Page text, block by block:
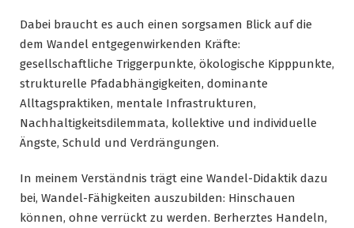
Dabei braucht es auch einen sorgsamen Blick auf die
dem Wandel entgegenwirkenden Kräfte:
gesellschaftliche Triggerpunkte, ökologische Kipppunkte,
strukturelle Pfadabhängigkeiten, dominante
Alltagspraktiken, mentale Infrastrukturen,
Nachhaltigkeitsdilemmata, kollektive und individuelle
Ängste, Schuld und Verdrängungen.
In meinem Verständnis trägt eine Wandel-Didaktik dazu
bei, Wandel-Fähigkeiten auszubilden: Hinschauen
können, ohne verrückt zu werden. Berherztes Handeln,